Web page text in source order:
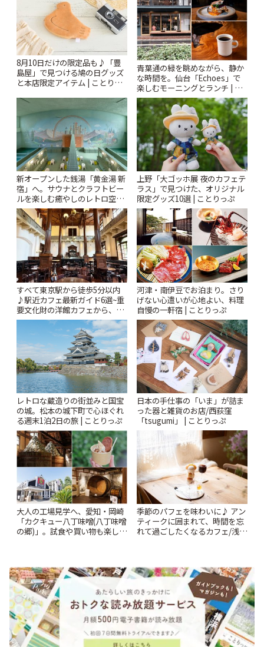
8月10日だけの限定品も♪「豊
島屋」で見つける鳩の日グッズ
と本店限定アイテム | ことりっ
青葉通の緑を眺めながら、静か
な時間を。仙台「Echoes」で
楽しむモーニングとランチ | こ
とりっぷ
新オープンした銭湯「黄金湯 新
宿」へ。サウナとクラフトビー
ルを楽しむ癒やしのレトロ空間
| ことりっぷ
上野「大ゴッホ展 夜のカフェテ
ラス」で見つけた、オリジナル
限定グッズ10選 | ことりっぷ
すべて東京駅から徒歩5分以内
♪駅近カフェ最新ガイド6選~重
要文化財の洋館カフェから、改
札すぐのレトロ喫茶まで~ | こと
河津・南伊豆でお泊まり。さり
げない心遣いが心地よい、料理
自慢の一軒宿 | ことりっぷ
レトロな蔵造りの街並みと国宝
の城。松本の城下町で心ほぐれ
る週末1泊2日の旅 | ことりっぷ
日本の手仕事の「いま」が詰ま
った器と雑貨のお店/西荻窪
「tsugumi」 | ことりっぷ
大人の工場見学へ、愛知・岡崎
「カクキュー八丁味噌(八丁味噌
の郷)」。試食や買い物も楽しみ
季節のパフェを味わいに♪ アン
ティークに囲まれて、時間を忘
れて過ごしたくなるカフェ/浅草